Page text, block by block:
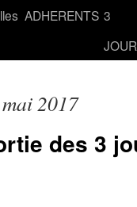
ADHERENTS 3
mai 2017
des 3